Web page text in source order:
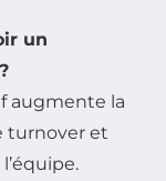
un
augmente la
turnover et